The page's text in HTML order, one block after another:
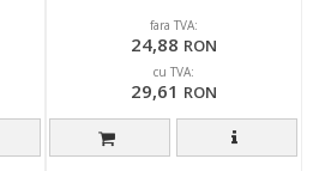
fara TVA:
24,88 RON
cu TVA:
29,61 RON